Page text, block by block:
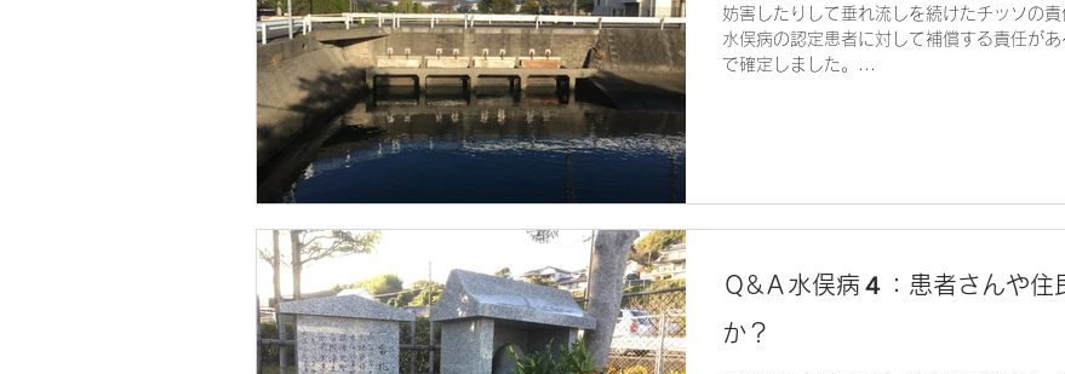
妨害したりして垂れ流しを続けたチッソの
水俣病の認定患者に対して補償する責任が
で確定しました。...
Ｑ&Ａ水俣病４：患者さんや住
か？